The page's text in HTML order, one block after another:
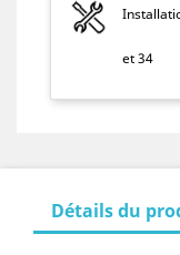
et 34
Détails du